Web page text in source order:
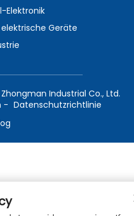
Elektronik
Geräte
Industrial Co., Ltd.
- Datenschutzrichtlinie